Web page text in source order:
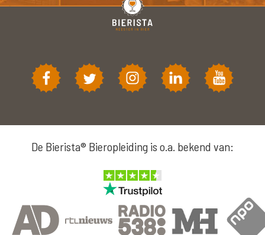
De Bierista® Bieropleiding is o.a. bekend van: